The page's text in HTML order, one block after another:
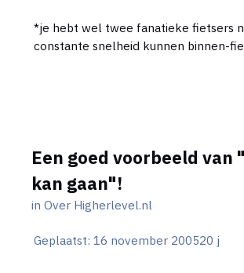
*je hebt wel twee fanatieke fietsers
constante snelheid kunnen binnen-
Een goed voorbeeld van
kan gaan"!
in Over Higherlevel.nl
Geplaatst: 16 november 200520 j